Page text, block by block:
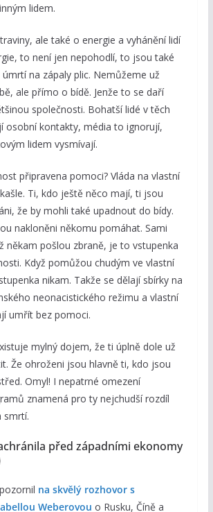
lidem.
ale také o energie a vyhánění lidí
to není jen nepohodlí, to jsou také
na zápaly plic. Nemůžeme už
ale přímo o bídě. Jenže to se daří
společnosti. Bohatší lidé v těch
osobní kontakty, média to ignorují,
lidem vysmívají.
připravena pomoci? Vláda na vlastní
Ti, kdo ještě něco mají, ti jsou
že by mohli také upadnout do bídy.
nakloněni někomu pomáhat. Sami
někam pošlou zbraně, je to vstupenka
Když pomůžou chudým ve vlastní
nikam. Takže se dělají sbírky na
neonacistického režimu a vlastní
umřít bez pomoci.
mylný dojem, že ti úplně dole už
Že ohroženi jsou hlavně ti, kdo jsou
Omyl! I nepatrné omezení
znamená pro ty nejchudší rozdíl
smrtí.
před západními ekonomy
na skvělý rozhovor s
Weberovou o Rusku, Číně a